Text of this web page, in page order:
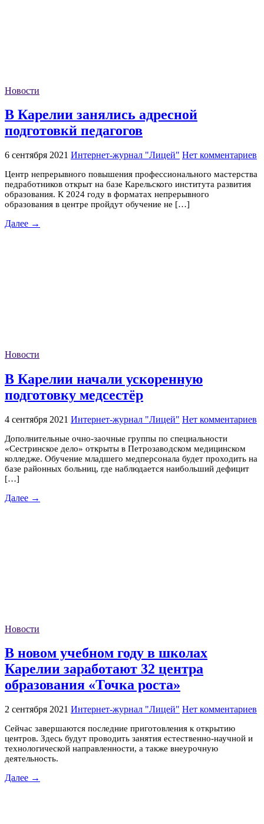
Новости
В Карелии занялись адресной
подготовкй педагогов
6 сентября 2021 Интернет-журнал "Лицей" Нет комментариев
Центр непрерывного повышения профессионального мастерства
педработников открыт на базе Карельского института развития
образования. К 2024 году в форматах непрерывного
образования в центре пройдут обучение не […]
Далее →
Новости
В Карелии начали ускоренную
подготовку медсестёр
4 сентября 2021 Интернет-журнал "Лицей" Нет комментариев
Дополнительные очно-заочные группы по специальности
«Сестринское дело» открыты в Петрозаводском медицинском
колледже. Обучение младшего медперсонала будет проходить на
базе районных больниц, где наблюдается наибольший дефицит
[…]
Далее →
Новости
В новом учебном году в школах
Карелии заработают 32 центра
образования «Точка роста»
2 сентября 2021 Интернет-журнал "Лицей" Нет комментариев
Сейчас завершаются последние приготовления к открытию
центров. Здесь будут проводить занятия естественно-научной и
технологической направленности, а также внеурочную
деятельность.
Далее →